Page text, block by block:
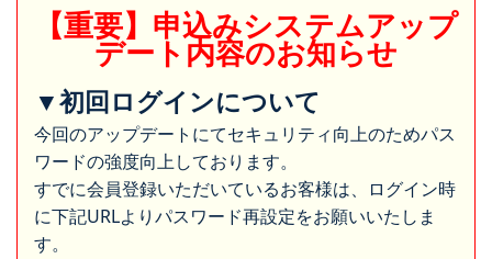
【重要】申込みシステムアップ
デート内容のお知らせ
▼初回ログインについて
今回のアップデートにてセキュリティ向上のためパス
ワードの強度向上しております。
すでに会員登録いただいているお客様は、ログイン時
に下記URLよりパスワード再設定をお願いいたしま
す。